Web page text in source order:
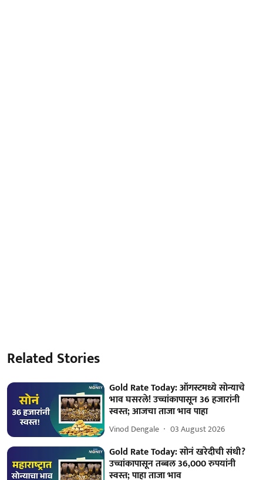
Related Stories
Gold Rate Today: ऑगस्टमध्ये सोन्याचे
भाव घसरले! उच्चांकापासून 36 हजारांनी
स्वस्त; आजचा ताजा भाव पाहा
Vinod Dengale 03 August 2026
Gold Rate Today: सोनं खरेदीची संधी?
उच्चांकापासून तब्बल 36,000 रुपयांनी
स्वस्त; पाहा ताजा भाव